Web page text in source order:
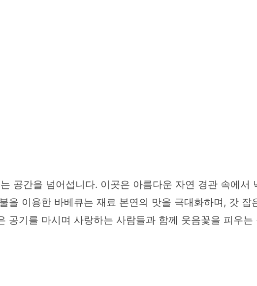
공간을 넘어섭니다. 이곳은 아름다운 자연 경관 속에서
을 이용한 바베큐는 재료 본연의 맛을 극대화하며, 갓 잡
공기를 마시며 사랑하는 사람들과 함께 웃음꽃을 피우는